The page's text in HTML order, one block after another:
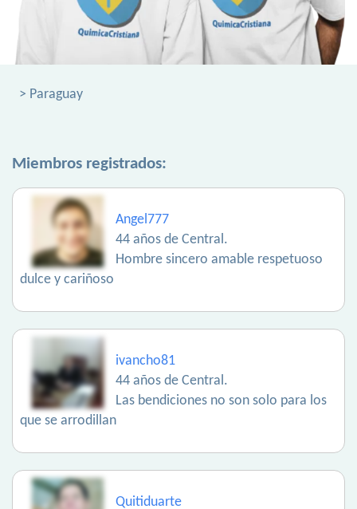
> Paraguay
Miembros registrados:
Angel777
44 años de Central.
Hombre sincero amable respetuoso
dulce y cariñoso
ivancho81
44 años de Central.
Las bendiciones no son solo para los
que se arrodillan
Quitiduarte